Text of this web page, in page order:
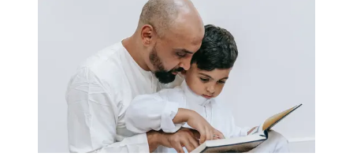
Ilustrasi Islami, muslim, mengaji, membaca Al-Qur'an.
(Foto oleh Timur Weber: https://www.pexels.com/id-
id/foto/duduk-anak-orang-tua-membaca-9127593/)